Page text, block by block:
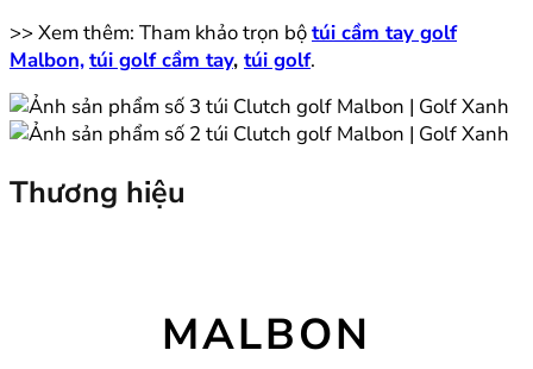
>> Xem thêm: Tham khảo trọn bộtúi cầm tay golf
Malbon,túi golf cầm tay, túi golf.
Thương hiệu
MALBON